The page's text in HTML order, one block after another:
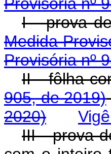
I - prova
Medida
Provisória nº
II - fôlha
905, de 2019)
2020)
III - prova